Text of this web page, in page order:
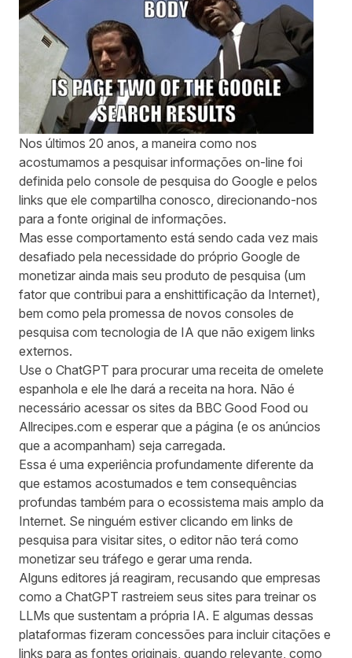
Nos últimos 20 anos, a maneira como nos
acostumamos a pesquisar informações on-line foi
definida pelo console de pesquisa do Google e pelos
links que ele compartilha conosco, direcionando-nos
para a fonte original de informações.
Mas esse comportamento está sendo cada vez mais
desafiado pela necessidade do próprio Google de
monetizar ainda mais seu produto de pesquisa (um
fator que contribui para a enshittificação da Internet),
bem como pela promessa de novos consoles de
pesquisa com tecnologia de IA que não exigem links
externos.
Use o ChatGPT para procurar uma receita de omelete
espanhola e ele lhe dará a receita na hora. Não é
necessário acessar os sites da BBC Good Food ou
Allrecipes.com e esperar que a página (e os anúncios
que a acompanham) seja carregada.
Essa é uma experiência profundamente diferente da
que estamos acostumados e tem consequências
profundas também para o ecossistema mais amplo da
Internet. Se ninguém estiver clicando em links de
pesquisa para visitar sites, o editor não terá como
monetizar seu tráfego e gerar uma renda.
Alguns editores já reagiram, recusando que empresas
como a ChatGPT rastreiem seus sites para treinar os
LLMs que sustentam a própria IA. E algumas dessas
plataformas fizeram concessões para incluir citações e
links para as fontes originais, quando relevante, como